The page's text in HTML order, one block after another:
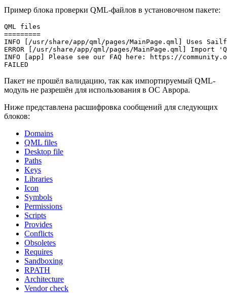
Пример блока проверки QML-файлов в установочном пакете:
QML files
=========
INFO [/usr/share/app/qml/pages/MainPage.qml] Uses
ERROR [/usr/share/app/qml/pages/MainPage.qml]
INFO [app] Please see our FAQ here: https://
Пакет не прошёл валидацию, так как импортируемый QML-
модуль не разрешён для использования в ОС Аврора.
Ниже представлена расшифровка сообщений для следующих
блоков:
Domains
QML files
Desktop file
Paths
Keys
Libraries
Icon
Symbols
Permissions
Scripts
Provides
Conflicts
Obsoletes
Requires
Sandboxing
RPATH
Architecture
Vendor check